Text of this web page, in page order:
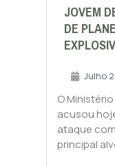
JOVEM
DE
Julho
O
acusou
ataque
principal